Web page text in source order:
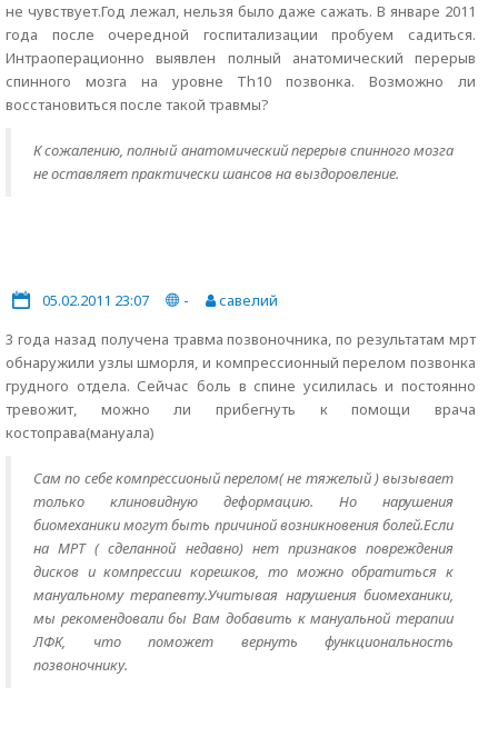
не чувствует.Год лежал, нельзя было даже сажать. В январе 2011
года после очередной госпитализации пробуем садиться.
Интраоперационно выявлен полный анатомический перерыв
спинного мозга на уровне Тh10 позвонка. Возможно ли
восстановиться после такой травмы?
К сожалению, полный анатомический перерыв спинного мозга
не оставляет практически шансов на выздоровление.
05.02.2011 23:07 -
савелий
3 года назад получена травма позвоночника, по результатам мрт
обнаружили узлы шморля, и компрессионный перелом позвонка
грудного отдела. Сейчас боль в спине усилилась и постоянно
тревожит, можно ли прибегнуть к помощи врача
костоправа(мануала)
Сам по себе компрессионый перелом( не тяжелый ) вызывает
только клиновидную деформацию. Но нарушения
биомеханики могут быть причиной возникновения болей.Если
на МРТ ( сделанной недавно) нет признаков повреждения
дисков и компрессии корешков, то можно обратиться к
мануальному терапевту.Учитывая нарушения биомеханики,
мы рекомендовали бы Вам добавить к мануальной терапии
ЛФК, что поможет вернуть функциональность
позвоночнику.